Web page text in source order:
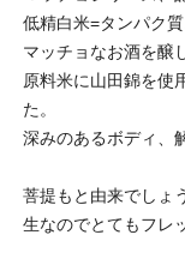
低精白米=タンパク
マッチョなお酒を醸
原料米に山田錦を使
た。
深みのあるボディ、
菩提もと由来でしょ
生なのでとてもフレ